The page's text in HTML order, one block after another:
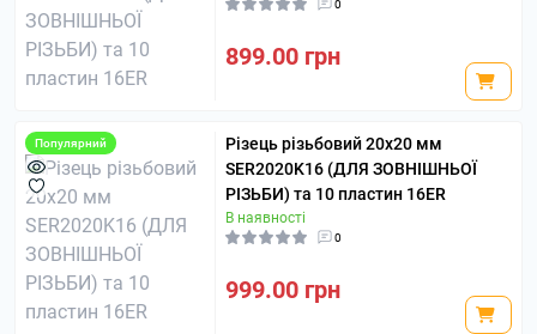
0
899.00 грн
Популярний
Різець різьбовий 20х20 мм
SER2020K16 (ДЛЯ ЗОВНІШНЬОЇ
РІЗЬБИ) та 10 пластин 16ER
В наявності
0
999.00 грн